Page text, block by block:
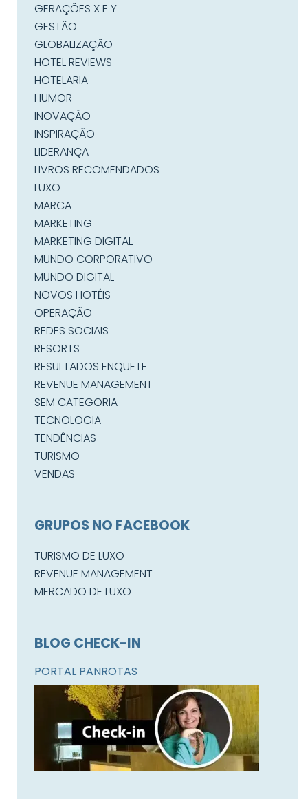
GERAÇÕES X E Y
GESTÃO
GLOBALIZAÇÃO
HOTEL REVIEWS
HOTELARIA
HUMOR
INOVAÇÃO
INSPIRAÇÃO
LIDERANÇA
LIVROS RECOMENDADOS
LUXO
MARCA
MARKETING
MARKETING DIGITAL
MUNDO CORPORATIVO
MUNDO DIGITAL
NOVOS HOTÉIS
OPERAÇÃO
REDES SOCIAIS
RESORTS
RESULTADOS ENQUETE
REVENUE MANAGEMENT
SEM CATEGORIA
TECNOLOGIA
TENDÊNCIAS
TURISMO
VENDAS
GRUPOS NO FACEBOOK
TURISMO DE LUXO
REVENUE MANAGEMENT
MERCADO DE LUXO
BLOG CHECK-IN
PORTAL PANROTAS